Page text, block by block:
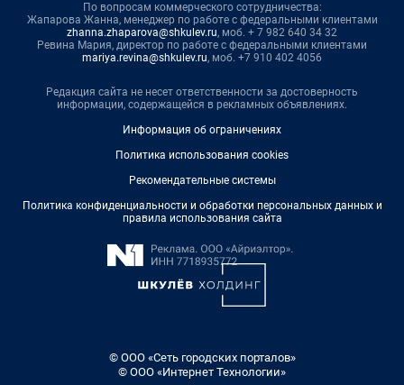
По вопросам коммерческого сотрудничества:
Жапарова Жанна, менеджер по работе с федеральными клиентами
zhanna.zhaparova@shkulev.ru, моб. + 7 982 640 34 32
Ревина Мария, директор по работе с федеральными клиентами
mariya.revina@shkulev.ru, моб. +7 910 402 4056
Редакция сайта не несет ответственности за достоверность
информации, содержащейся в рекламных объявлениях.
Информация об ограничениях
Политика использования cookies
Рекомендательные системы
Политика конфиденциальности и обработки персональных данных и
правила использования сайта
© ООО «Сеть городских порталов»
© ООО «Интернет Технологии»